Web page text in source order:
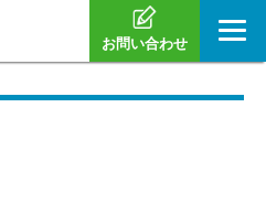
お問い合わせ